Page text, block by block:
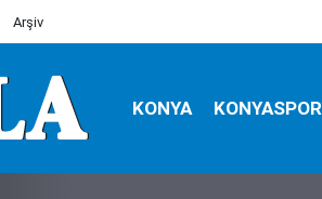
Arşiv
KONYA KONYASPOR